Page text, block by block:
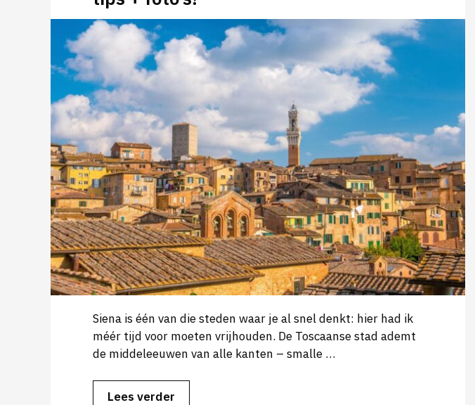
Siena is één van die steden waar je al snel denkt: hier had ik
méér tijd voor moeten vrijhouden. De Toscaanse stad ademt
de middeleeuwen van alle kanten – smalle …
Lees verder